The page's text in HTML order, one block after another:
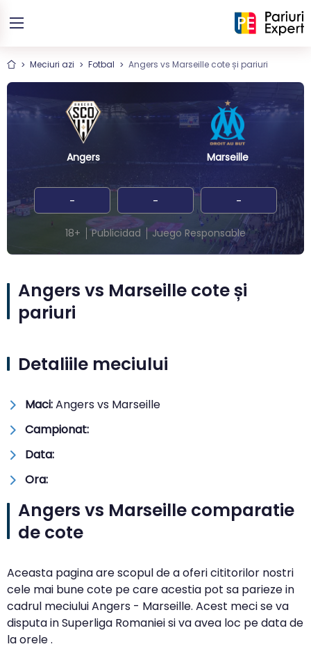
Meciuri azi Fotbal Angers vs Marseille cote și pariuri
Angers Marseille
- - -
18+ Publicidad Juego Responsable
Angers vs Marseille cote și
pariuri
Detaliile meciului
Maci:Angers vs Marseille
Campionat:
Data:
Ora:
Angers vs Marseille comparatie
de cote
Aceasta pagina are scopul de a oferi cititorilor nostri
cele mai bune cote pe care acestia pot sa parieze in
cadrul meciului Angers - Marseille. Acest meci se va
disputa in Superliga Romaniei si va avea loc pe data de
la orele .